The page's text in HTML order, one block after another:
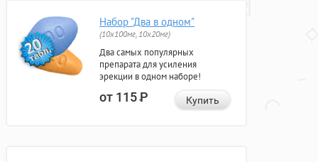
Набор "Два в одном"
(10x100мг, 10x20мг)
Два самых популярных
препарата для усиления
эрекции в одном наборе!
от 115Р Купить